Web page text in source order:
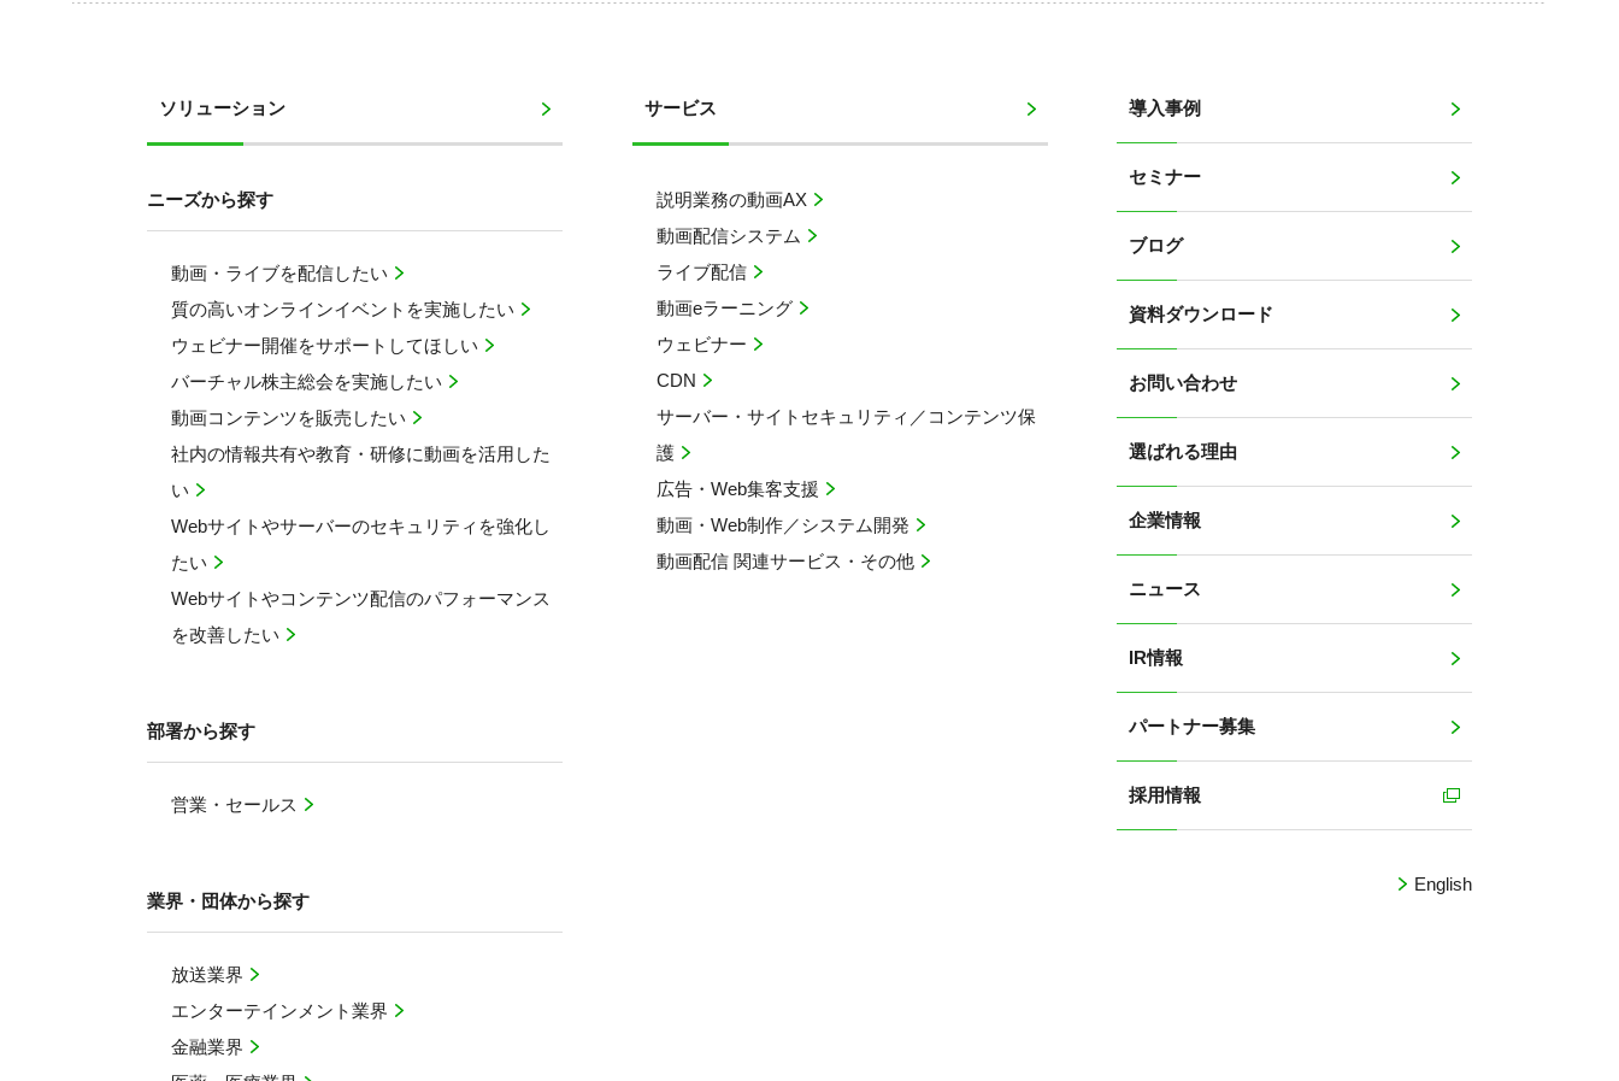
ソリューション
ニーズから探す
動画・ライブを配信したい
質の高いオンラインイベントを実施したい
ウェビナー開催をサポートしてほしい
バーチャル株主総会を実施したい
動画コンテンツを販売したい
社内の情報共有や教育・研修に動画を活用した
い
Webサイトやサーバーのセキュリティを強化し
たい
Webサイトやコンテンツ配信のパフォーマンス
を改善したい
部署から探す
営業・セールス
業界・団体から探す
放送業界
エンターテインメント業界
金融業界
サービス
説明業務の動画AX
動画配信システム
ライブ配信
動画eラーニング
ウェビナー
CDN
サーバー・サイトセキュリティ／コンテンツ保
護
広告・Web集客支援
動画・Web制作／システム開発
動画配信 関連サービス・その他
導入事例
セミナー
ブログ
資料ダウンロード
お問い合わせ
選ばれる理由
企業情報
ニュース
IR情報
パートナー募集
採用情報
English